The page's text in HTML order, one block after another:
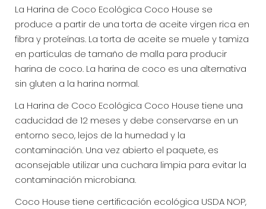
La Harina de Coco Ecológica Coco House se
produce a partir de una torta de aceite virgen rica en
fibra y proteínas. La torta de aceite se muele y tamiza
en partículas de tamaño de malla para producir
harina de coco. La harina de coco es una alternativa
sin gluten a la harina normal.
La Harina de Coco Ecológica Coco House tiene una
caducidad de 12 meses y debe conservarse en un
entorno seco, lejos de la humedad y la
contaminación. Una vez abierto el paquete, es
aconsejable utilizar una cuchara limpia para evitar la
contaminación microbiana.
Coco House tiene certificación ecológica USDA NOP,